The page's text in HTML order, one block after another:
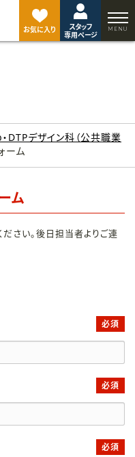
お気に入り
スタッフ
専用ページ
DTPデザイン科（公共職業
ーム
ム
さい。後日担当者よりご連
必須
必須
必須